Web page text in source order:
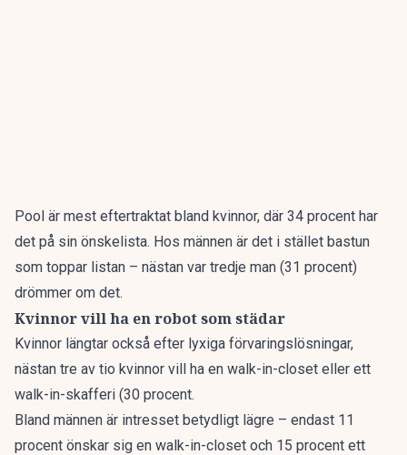
Pool är mest eftertraktat bland kvinnor, där 34 procent har
det på sin önskelista. Hos männen är det i stället bastun
som toppar listan – nästan var tredje man (31 procent)
drömmer om det.
Kvinnor vill ha en robot som städar
Kvinnor längtar också efter lyxiga förvaringslösningar,
nästan tre av tio kvinnor vill ha en walk-in-closet eller ett
walk-in-skafferi (30 procent.
Bland männen är intresset betydligt lägre – endast 11
procent önskar sig en walk-in-closet och 15 procent ett